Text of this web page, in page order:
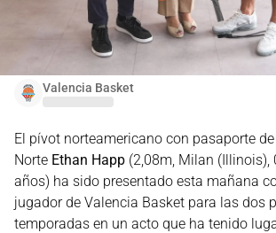
Valencia Basket
El pívot norteamericano con pasaporte
Norte Ethan Happ (2,08m, Milan
años) ha sido presentado esta mañana
jugador de Valencia Basket para las dos
temporadas en un acto que ha tenido